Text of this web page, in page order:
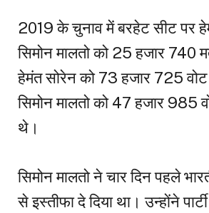
2019 के चुनाव में बरहेट सीट पर
सिमोन मालतो को 25 हजार 740
हेमंत सोरेन को 73 हजार 725
सिमोन मालतो को 47 हजार 985
थे।
सिमोन मालतो ने चार दिन पहले
से इस्तीफा दे दिया था। उन्होंने